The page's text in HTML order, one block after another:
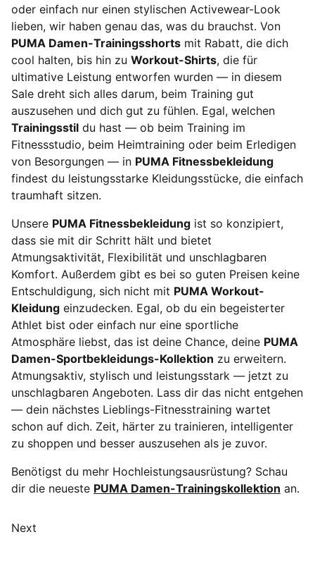
oder einfach nur einen stylischen Activewear-Look
lieben, wir haben genau das, was du brauchst. Von
PUMA Damen-Trainingsshorts mit Rabatt, die dich
cool halten, bis hin zu Workout-Shirts, die für
ultimative Leistung entworfen wurden — in diesem
Sale dreht sich alles darum, beim Training gut
auszusehen und dich gut zu fühlen. Egal, welchen
Trainingsstil du hast — ob beim Training im
Fitnessstudio, beim Heimtraining oder beim Erledigen
von Besorgungen — in PUMA Fitnessbekleidung
findest du leistungsstarke Kleidungsstücke, die einfach
traumhaft sitzen.
Unsere PUMA Fitnessbekleidung ist so konzipiert,
dass sie mit dir Schritt hält und bietet
Atmungsaktivität, Flexibilität und unschlagbaren
Komfort. Außerdem gibt es bei so guten Preisen keine
Entschuldigung, sich nicht mit PUMA Workout-
Kleidung einzudecken. Egal, ob du ein begeisterter
Athlet bist oder einfach nur eine sportliche
Atmosphäre liebst, das ist deine Chance, deine PUMA
Damen-Sportbekleidungs-Kollektion zu erweitern.
Atmungsaktiv, stylisch und leistungsstark — jetzt zu
unschlagbaren Angeboten. Lass dir das nicht entgehen
— dein nächstes Lieblings-Fitnesstraining wartet
schon auf dich. Zeit, härter zu trainieren, intelligenter
zu shoppen und besser auszusehen als je zuvor.
Benötigst du mehr Hochleistungsausrüstung? Schau
dir die neueste PUMA Damen-Trainingskollektion an.
Next